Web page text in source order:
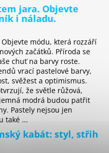
jara. Objevte
i náladu.
módu, která rozzáří
začátků. Příroda se
chuť na barvy roste.
vrací pastelové barvy,
svěžest a optimismus.
že světle růžová,
modrá budou patřit
Pastely nejsou jen
také ...
kabát: styl, střih